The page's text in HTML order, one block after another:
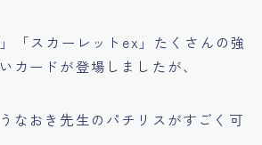
「スカーレットex」たくさんの強
カードが登場しましたが、
なおき先生のパチリスがすごく可